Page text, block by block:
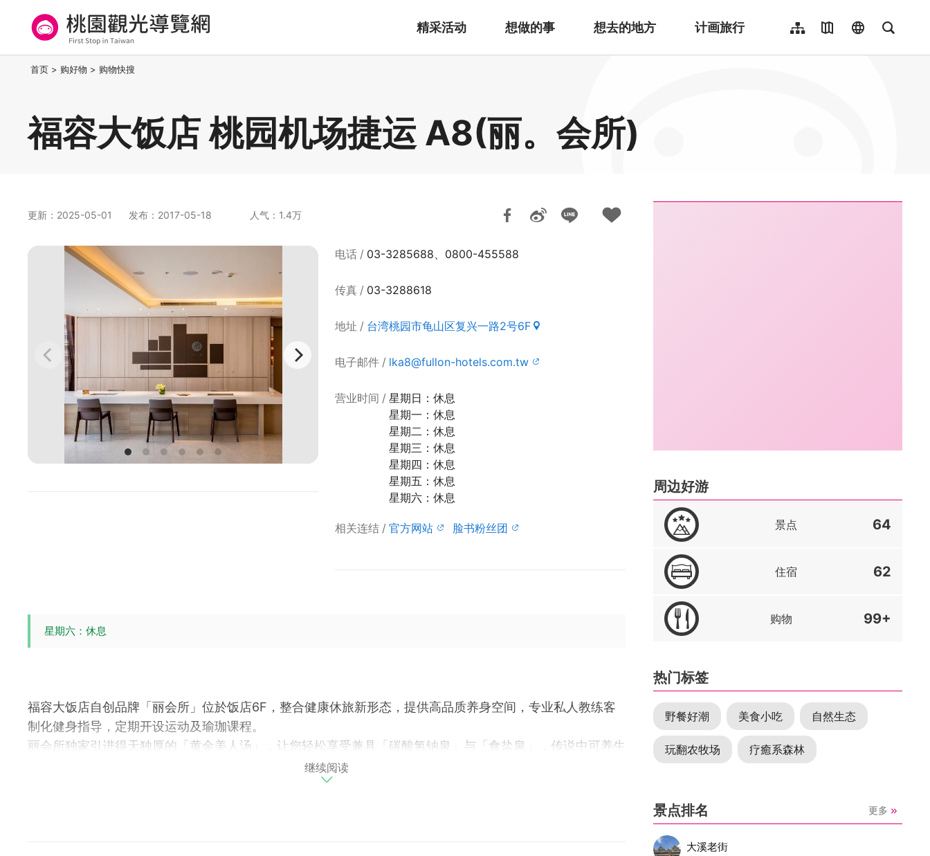
要
桃园观光导览网
精采活动 想做的事 想去的地方 计画旅行
网站导览地图导览language全文检
首页 > 购好物 > 购物快搜
福容大饭店 桃园机场捷运 A8(丽。会所)
更新：2025-05-01 发布：2017-05-18 人气：1.4万
电话 03-3285688、0800-455588
传真 03-3288618
地址 台湾桃园市龟山区复兴一路2号6F
电子邮件 lka8@fullon-hotels.com.tw
营业时间
星期日：休息
星期一：休息
星期二：休息
星期三：休息
星期四：休息
星期五：休息
星期六：休息
相关连结 官方网站 脸书粉丝团
星期六：休息
福容大饭店自创品牌「丽会所」位於饭店6F，整合健康休旅新形态，提供高品质养身空间，专业私人教练客
制化健身指导，定期开设运动及瑜珈课程。
丽会所独家引进得天独厚的「黄金美人汤」，让您轻松享受兼具「碳酸氢钠泉」与「食盐泉」，传说中可养生
与美容的泉质。三温暖之内设有冷池、温泉热池、蒸气室、烤箱。能活化身体细胞、促进血液循环、提升免疫
力，放松身心，增进身体健康。宽敞健身空间360度视野，健身同时还能眺望远方美景，健身房设置完善健身
继续阅读
:::
周边好游
景点 64
住宿 62
购物 99+
热门标签
野餐好潮 美食小吃 自然生态
玩翻农牧场 疗癒系森林
景点排名 更多
大溪老街